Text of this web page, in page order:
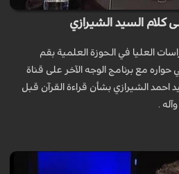
كلام السيد الشيرازي
العليا في الحوزة العلمية بقم
مع برنامج الوجه الآخر على قناة
احمد الشيرازي بشأن قراءة القرآن قبل
.